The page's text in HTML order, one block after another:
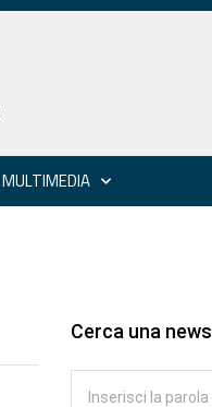
MULTIMEDIA
Cerca una news